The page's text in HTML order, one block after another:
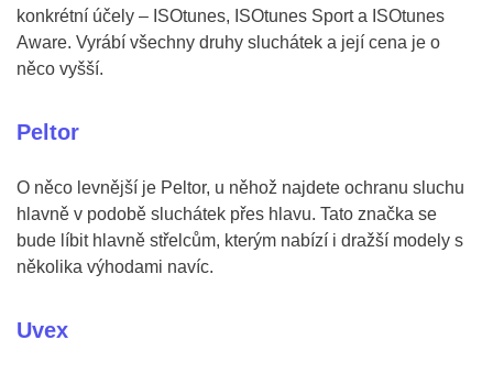
konkrétní účely – ISOtunes, ISOtunes Sport a ISOtunes
Aware. Vyrábí všechny druhy sluchátek a její cena je o
něco vyšší.
Peltor
O něco levnější je Peltor, u něhož najdete ochranu sluchu
hlavně v podobě sluchátek přes hlavu. Tato značka se
bude líbit hlavně střelcům, kterým nabízí i dražší modely s
několika výhodami navíc.
Uvex